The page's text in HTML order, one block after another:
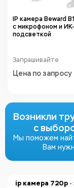
IP камера Beward
с микрофоном и ИК-
подсветкой
Запрашивайте
Цена по запросу
Возникли
с
Мы поможем
Вам
ip камера 720p -